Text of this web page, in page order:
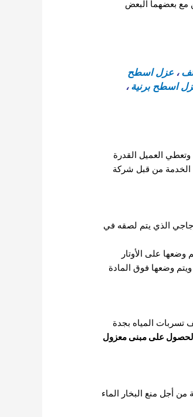
مع بعضهما البعض
،عزل اسطح
اسطح برنية ،
العميل القدرة
الخدمة من قبل شركة
الذي يتم لصقه في
على الأوتار
وضعها فوق المادة
المياه بجدة
الحصول على مبنى معزول
من أجل منع البخار الماء